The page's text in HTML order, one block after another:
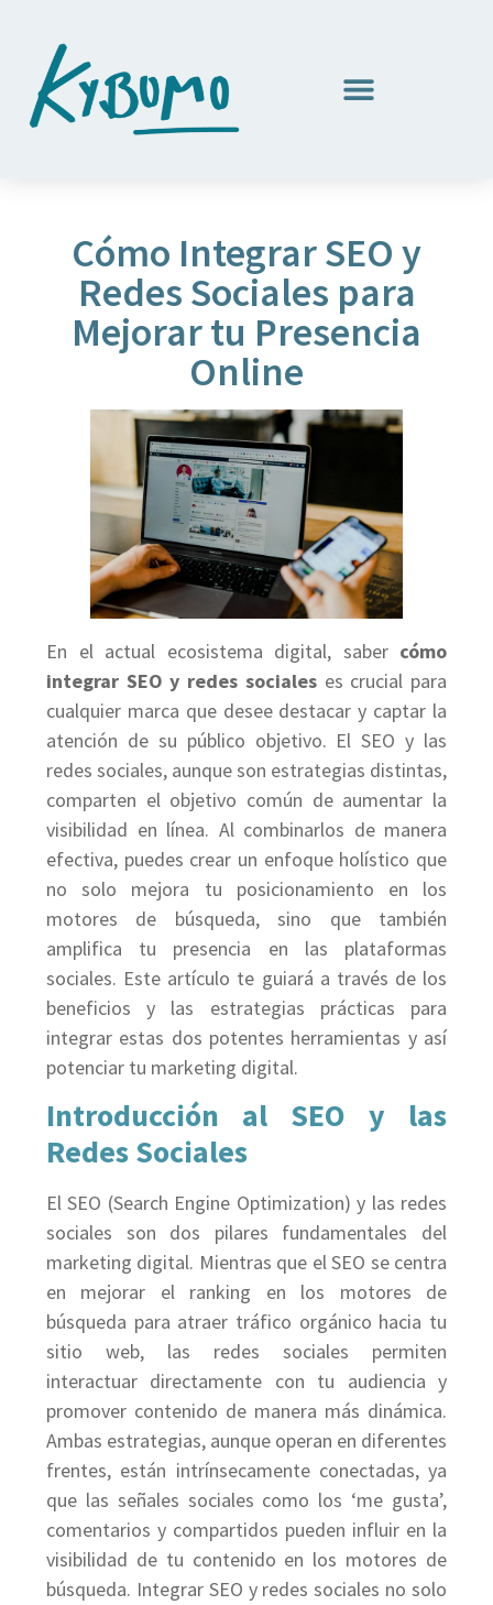
Cómo Integrar SEO y
Redes Sociales para
Mejorar tu Presencia
Online
En el actual ecosistema digital, saber cómo
integrar SEO y redes socialeses crucial para
cualquier marca que desee destacar y captar la
atención de su público objetivo. El SEO y las
redes sociales, aunque son estrategias distintas,
comparten el objetivo común de aumentar la
visibilidad en línea. Al combinarlos de manera
efectiva, puedes crear un enfoque holístico que
no solo mejora tu posicionamiento en los
motores de búsqueda, sino que también
amplifica tu presencia en las plataformas
sociales. Este artículo te guiará a través de los
beneficios y las estrategias prácticas para
integrar estas dos potentes herramientas y así
potenciar tu marketing digital.
Introducción al SEO y las
Redes Sociales
El SEO (Search Engine Optimization) y las redes
sociales son dos pilares fundamentales del
marketing digital. Mientras que el SEO se centra
en mejorar el ranking en los motores de
búsqueda para atraer tráfico orgánico hacia tu
sitio web, las redes sociales permiten
interactuar directamente con tu audiencia y
promover contenido de manera más dinámica.
Ambas estrategias, aunque operan en diferentes
frentes, están intrínsecamente conectadas, ya
que las señales sociales como los ‘me gusta’,
comentarios y compartidos pueden influir en la
visibilidad de tu contenido en los motores de
búsqueda. Integrar SEO y redes sociales no solo